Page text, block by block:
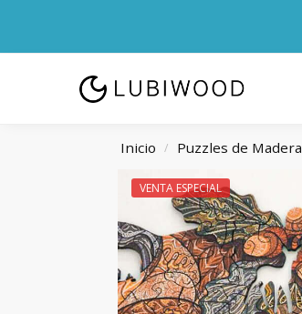
Inicio / Puzzles de Madera
VENTA ESPECIAL